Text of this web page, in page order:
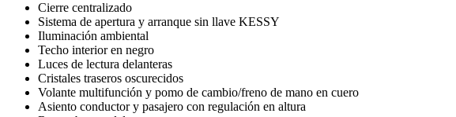
Cierre centralizado
Sistema de apertura y arranque sin llave KESSY
Iluminación ambiental
Techo interior en negro
Luces de lectura delanteras
Cristales traseros oscurecidos
Volante multifunción y pomo de cambio/freno de mano en cuero
Asiento conductor y pasajero con regulación en altura